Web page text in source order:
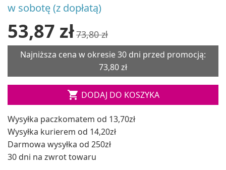
w sobotę (z dopłatą)
53,87 zł73,80 zł
Najniższa cena w okresie 30 dni przed promocją:
73,80 zł
 DODAJ DO KOSZYKA
Wysyłka paczkomatem od 13,70zł
Wysyłka kurierem od 14,20zł
Darmowa wysyłka od 250zł
30 dni na zwrot towaru